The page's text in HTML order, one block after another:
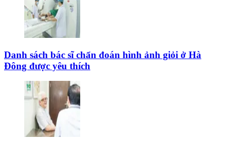
Danh sách bác sĩ chẩn đoán hình ảnh giỏi ở Hà
Đông được yêu thích